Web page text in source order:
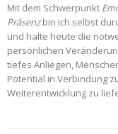
Mit dem Schwerpunkt
Präsenzbin ich selbst
und halte heute die
persönlichen
tiefes Anliegen,
Potential in Verbindung
Weiterentwicklung zu